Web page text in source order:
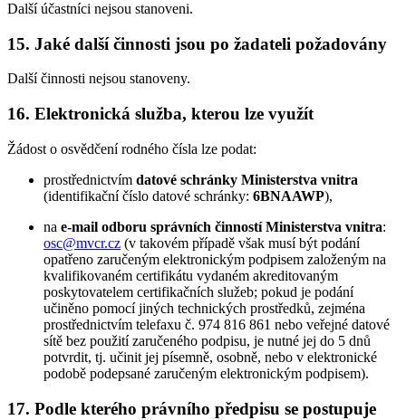
Další účastníci nejsou stanoveni.
15. Jaké další činnosti jsou po žadateli požadovány
Další činnosti nejsou stanoveny.
16. Elektronická služba, kterou lze využít
Žádost o osvědčení rodného čísla lze podat:
prostřednictvím datové schránky Ministerstva vnitra
(identifikační číslo datové schránky: 6BNAAWP),
na e-mail odboru správních činností Ministerstva vnitra:
osc@mvcr.cz (v takovém případě však musí být podání
opatřeno zaručeným elektronickým podpisem založeným na
kvalifikovaném certifikátu vydaném akreditovaným
poskytovatelem certifikačních služeb; pokud je podání
učiněno pomocí jiných technických prostředků, zejména
prostřednictvím telefaxu č. 974 816 861 nebo veřejné datové
sítě bez použití zaručeného podpisu, je nutné jej do 5 dnů
potvrdit, tj. učinit jej písemně, osobně, nebo v elektronické
podobě podepsané zaručeným elektronickým podpisem).
17. Podle kterého právního předpisu se postupuje